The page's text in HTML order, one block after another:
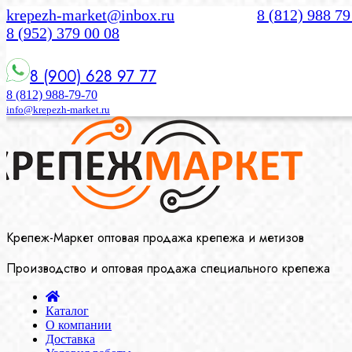
krepezh-market@inbox.ru
8 (812) 988
8 (952) 379 00 08
8 (900) 628 97 77
8 (812) 988-79-70
info@krepezh-market.ru
Крепеж-Маркет оптовая продажа крепежа и метизов
Производство и оптовая продажа специального крепежа
Каталог
О компании
Доставка